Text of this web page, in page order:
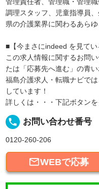
調理スタッフ、児童指導員
県の介護業界に関わるあら
■【今まさにindeed を見てい
この求人情報に関するお問
たは「応募先へ進む」の青
福島介護求人・転職ナビで
しています！
詳しくは・・・下記ボタン
local_phone お問い合わせ番号
0120-260-206
WEBで応募